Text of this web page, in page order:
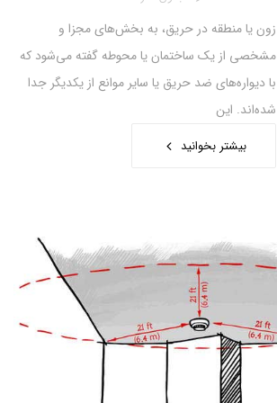
زون یا منطقه در حریق، به بخش‌های مجزا و
مشخصی از یک ساختمان یا محوطه گفته می‌شود که
با دیواره‌های ضد حریق یا سایر موانع از یکدیگر جدا
شده‌اند. این
بیشتر بخوانید